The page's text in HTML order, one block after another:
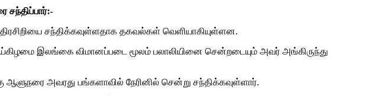
சந்திப்பார்:-
சந்திக்கவுள்ளதாக தகவல்கள் வெளியாகியுள்ளன.
இலங்கை விமானப்படை மூலம் பலாலியினை சென்றடையும் அவர் அங்கிருந்து
அவரது பங்களாவில் நேரினில் சென்று சந்திக்கவுள்ளார்.